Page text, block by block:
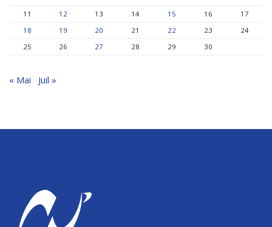
11
12 13 14 15 16
17
18
19 20 21 22 23
24
25
26 27 28 29 30
« Mai Juil »